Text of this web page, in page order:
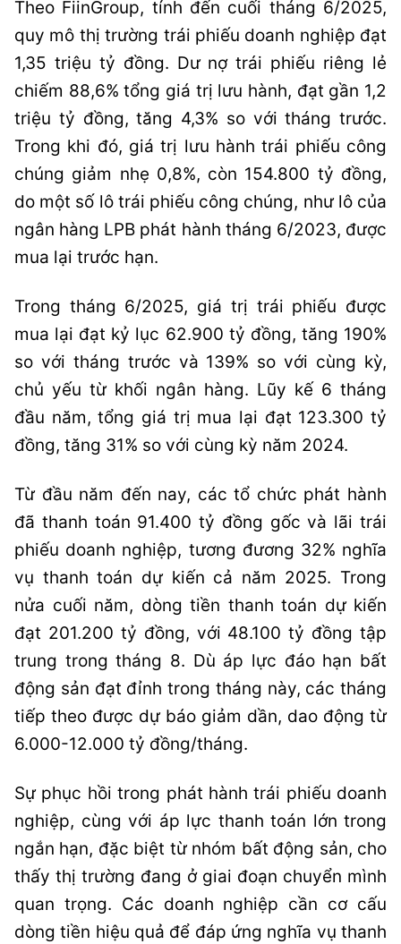
Theo FiinGroup, tính đến cuối tháng 6/2025,
quy mô thị trường trái phiếu doanh nghiệp đạt
1,35 triệu tỷ đồng. Dư nợ trái phiếu riêng lẻ
chiếm 88,6% tổng giá trị lưu hành, đạt gần 1,2
triệu tỷ đồng, tăng 4,3% so với tháng trước.
Trong khi đó, giá trị lưu hành trái phiếu công
chúng giảm nhẹ 0,8%, còn 154.800 tỷ đồng,
do một số lô trái phiếu công chúng, như lô của
ngân hàng LPB phát hành tháng 6/2023, được
mua lại trước hạn.
Trong tháng 6/2025, giá trị trái phiếu được
mua lại đạt kỷ lục 62.900 tỷ đồng, tăng 190%
so với tháng trước và 139% so với cùng kỳ,
chủ yếu từ khối ngân hàng. Lũy kế 6 tháng
đầu năm, tổng giá trị mua lại đạt 123.300 tỷ
đồng, tăng 31% so với cùng kỳ năm 2024.
Từ đầu năm đến nay, các tổ chức phát hành
đã thanh toán 91.400 tỷ đồng gốc và lãi trái
phiếu doanh nghiệp, tương đương 32% nghĩa
vụ thanh toán dự kiến cả năm 2025. Trong
nửa cuối năm, dòng tiền thanh toán dự kiến
đạt 201.200 tỷ đồng, với 48.100 tỷ đồng tập
trung trong tháng 8. Dù áp lực đáo hạn bất
động sản đạt đỉnh trong tháng này, các tháng
tiếp theo được dự báo giảm dần, dao động từ
6.000-12.000 tỷ đồng/tháng.
Sự phục hồi trong phát hành trái phiếu doanh
nghiệp, cùng với áp lực thanh toán lớn trong
ngắn hạn, đặc biệt từ nhóm bất động sản, cho
thấy thị trường đang ở giai đoạn chuyển mình
quan trọng. Các doanh nghiệp cần cơ cấu
dòng tiền hiệu quả để đáp ứng nghĩa vụ thanh